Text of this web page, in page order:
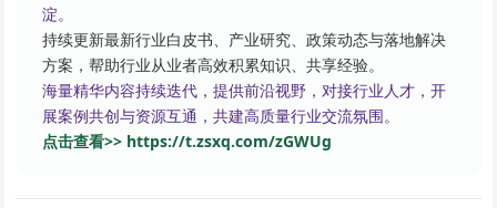
淀。
持续更新最新行业白皮书、产业研究、政策动态与落地解决
方案，帮助行业从业者高效积累知识、共享经验。
海量精华内容持续迭代，提供前沿视野，对接行业人才，开
展案例共创与资源互通，共建高质量行业交流氛围。
点击查看>> https://t.zsxq.com/zGWUg